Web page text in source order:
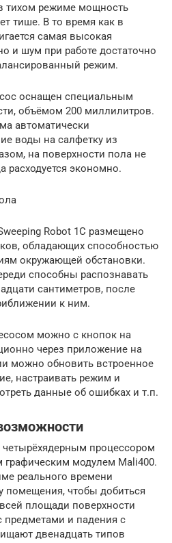
тихом режиме мощность
тише. В то время как в
самая высокая
и шум при работе достаточно
режим.
оснащен специальным
объёмом 200 миллилитров.
автоматически
воды на салфетку из
на поверхности пола не
расходуется экономно.
Robot 1C размещено
обладающих способностью
окружающей обстановки.
способны распознавать
сантиметров, после
к ним.
можно с кнопок на
через приложение на
можно обновить встроенное
настраивать режим и
данные об ошибках и т.п.
процессором
графическим модулем Mali400.
реального времени
помещения, чтобы добиться
площади поверхности
предметами и падения с
двенадцать типов